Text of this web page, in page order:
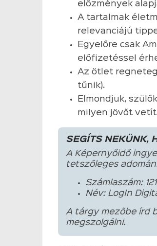
előzmények
A tartalmak
relevanciájú
Egyelőre csak
előfizetéssel
Az ötlet
tűnik).
Elmondjuk,
milyen jövőt vetít
SEGÍTS NEKÜNK,
A Képernyőidő
tetszőleges
Számlaszám:
Név: LogIn
A tárgy mezőbe írd
megszolgálni.